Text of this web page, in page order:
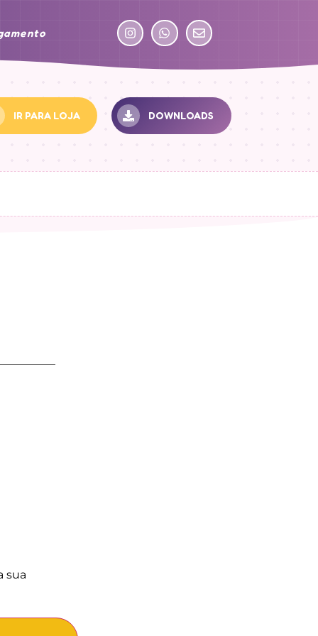
IR PARA LOJA DOWNLOADS
sua